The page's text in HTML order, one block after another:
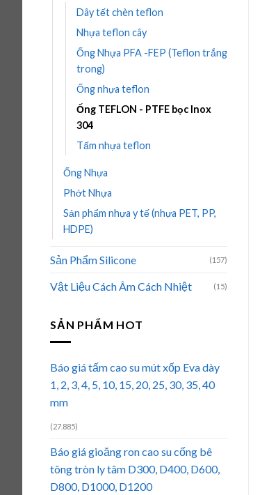
Dây tết chèn teflon
Nhựa teflon cây
Ống Nhựa PFA -FEP (Teflon trắng
trong)
Ống nhựa teflon
Ống TEFLON - PTFE bọc Inox
304
Tấm nhựa teflon
Ống Nhựa
Phớt Nhựa
Sản phẩm nhựa y tế (nhựa PET, PP,
HDPE)
Sản Phẩm Silicone (157)
Vật Liệu Cách Âm Cách Nhiệt (15)
SẢN PHẨM HOT
Báo giá tấm cao su mút xốp Eva dày
1, 2, 3, 4, 5, 10, 15, 20, 25, 30, 35, 40
mm
(27.885)
Báo giá gioăng ron cao su cống bê
tông tròn ly tâm D300, D400, D600,
D800, D1000, D1200